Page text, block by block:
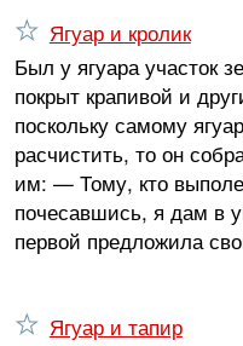
Ягуар и кролик
Был у ягуара участок
покрыт крапивой и
поскольку самому
расчистить, то он
им: — Тому, кто
почесавшись, я дам в
первой предложила
Ягуар и тапир